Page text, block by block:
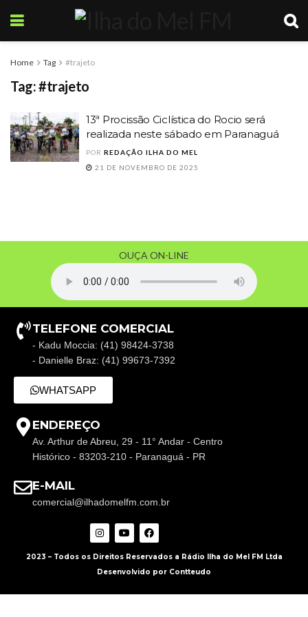
Home Tag #trajeto
Tag:#trajeto
13ª Procissão Ciclística do Rocio será
realizada neste sábado em Paranaguá
POR REDAÇÃO ILHA DO MEL
21 DE NOVEMBRO DE 2025
OUÇA ON-LINE
TELEFONE COMERCIAL
- Kadu Moccia: (41) 98424-3738
- Danielle Braz: (41) 99673-7392
WHATSAPP
ENDEREÇO
Av. Arthur de Abreu, 29 - 11° Andar - Centro
Histórico - 83203-210 - Paranaguá - PR
E-MAIL
comercial@ilhadomelfm.com.br
2023 – Todos os Direitos Reservados a Rádio Ilha do Mel FM Ltda
Desenvolvido por Contteudo